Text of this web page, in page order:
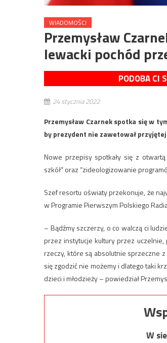
WIADOMOŚCI
Przemysław
lewacki pochód
PODOBA CI
24 stycznia 2022
Przemysław Czarnek spotka się w
by prezydent nie zawetował
Nowe przepisy spotkały się z
szkół” oraz “zideologizowanie
Szef resortu oświaty przekonuje, że
w Programie Pierwszym Polskiego
– Bądźmy szczerzy, o co walczą ci
przez instytucje kultury przez
rzeczy, które są absolutnie sprzeczne
się zgodzić nie możemy i dlatego taki
dzieci i młodzieży – powiedział
W